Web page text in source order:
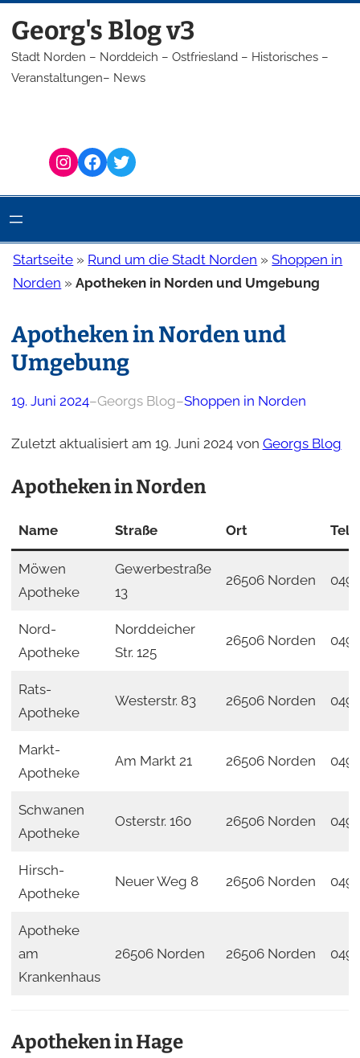
Inhalt
springen
Georg's Blog v3
Stadt Norden – Norddeich – Ostfriesland – Historisches –
Veranstaltungen– News
Instagram Facebook Twitter
Startseite » Rund um die Stadt Norden »Shoppen in
Norden »Apotheken in Norden und Umgebung
Apotheken in Norden und
Umgebung
19. Juni 2024–Georgs Blog–Shoppen in Norden
Zuletzt aktualisiert am 19. Juni 2024 von Georgs Blog
Apotheken in Norden
Name Straße Ort
Möwen
Apotheke
Gewerbestraße
13
26506 Norden
Nord-
Apotheke
Norddeicher
Str. 125
26506 Norden
Rats-
Apotheke
Westerstr. 83 26506 Norden
Markt-
Apotheke
Am Markt 21 26506 Norden
Schwanen
Apotheke
Osterstr. 160 26506 Norden
Hirsch-
Apotheke
Neuer Weg 8 26506 Norden
Apotheke
am
Krankenhaus
26506 Norden 26506 Norden
Apotheken in Hage